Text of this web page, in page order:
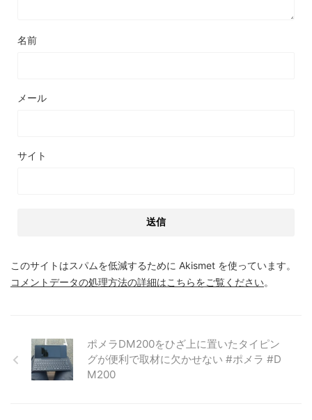
名前
メール
サイト
このサイトはスパムを低減するために Akismet を使っています。
コメントデータの処理方法の詳細はこちらをご覧ください。
ポメラDM200をひざ上に置いたタイピン
グが便利で取材に欠かせない #ポメラ #D
M200